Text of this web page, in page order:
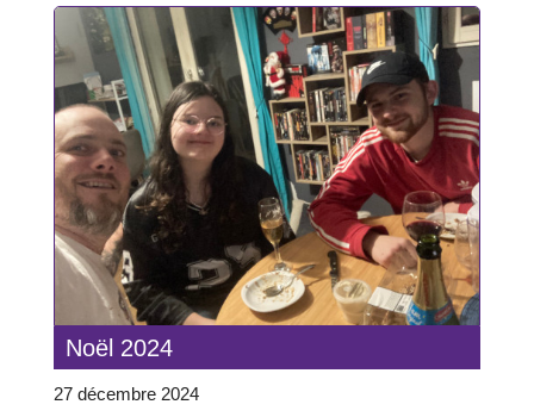
Noël 2024
27 décembre 2024